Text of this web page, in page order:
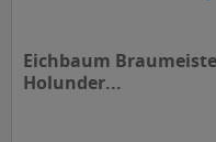
Eichbaum
Holunder...